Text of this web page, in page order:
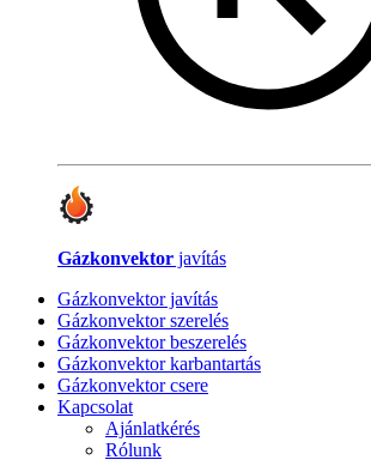
Gázkonvektor javítás
Gázkonvektor javítás
Gázkonvektor szerelés
Gázkonvektor beszerelés
Gázkonvektor karbantartás
Gázkonvektor csere
Kapcsolat
Ajánlatkérés
Rólunk